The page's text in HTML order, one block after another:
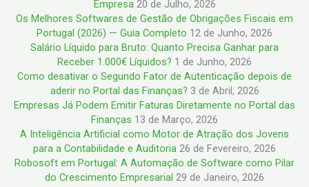
Empresa 20 de Julho, 2026
Os Melhores Softwares de Gestão de Obrigações Fiscais em
Portugal (2026) — Guia Completo 12 de Junho, 2026
Salário Líquido para Bruto: Quanto Precisa Ganhar para
Receber 1.000€ Líquidos? 1 de Junho, 2026
Como desativar o Segundo Fator de Autenticação depois de
aderir no Portal das Finanças? 3 de Abril, 2026
Empresas Já Podem Emitir Faturas Diretamente no Portal das
Finanças 13 de Março, 2026
A Inteligência Artificial como Motor de Atração dos Jovens
para a Contabilidade e Auditoria 26 de Fevereiro, 2026
Robosoft em Portugal: A Automação de Software como Pilar
do Crescimento Empresarial 29 de Janeiro, 2026